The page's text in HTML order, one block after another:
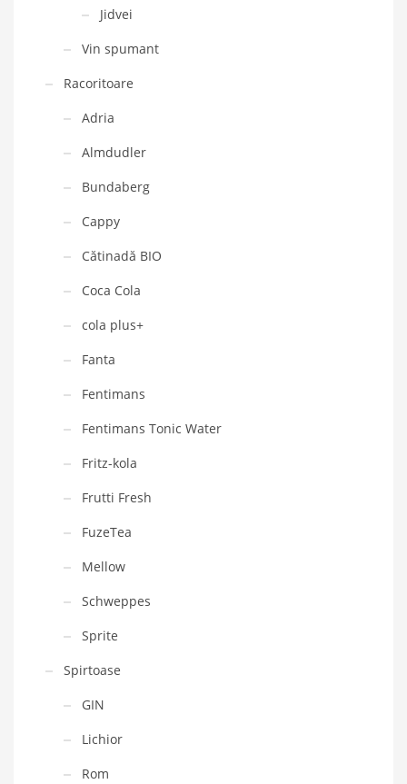
Jidvei
Vin spumant
Racoritoare
Adria
Almdudler
Bundaberg
Cappy
Cătinadă BIO
Coca Cola
cola plus+
Fanta
Fentimans
Fentimans Tonic Water
Fritz-kola
Frutti Fresh
FuzeTea
Mellow
Schweppes
Sprite
Spirtoase
GIN
Lichior
Rom